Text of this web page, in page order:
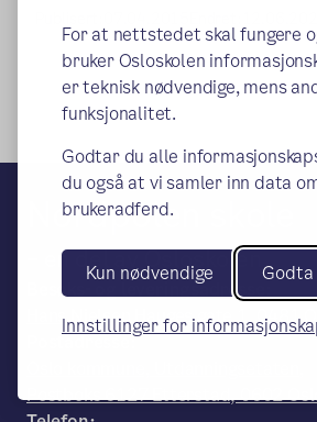
For at nettstedet skal fungere
bruker Osloskolen
er teknisk nødvendige, mens
funksjonalitet.
Godtar du alle
du også at vi samler inn data
brukeradferd.
Kun nødvendige
Innstillinger for
Nordpolen skole
– en del av Osloskolen
Besøks- og leveringsadresse:
Hans Nielsen Hauges gate 1, 0481
Postadresse:
Postboks 6127 Etterstad, 0602